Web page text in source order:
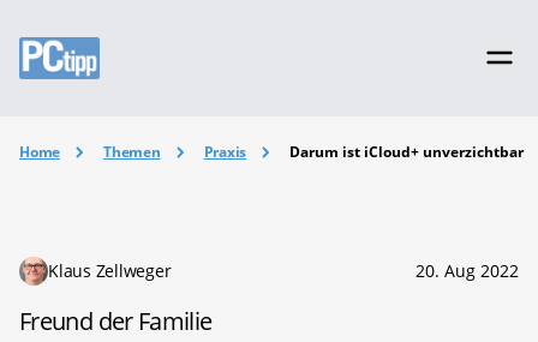
Home Themen Praxis Darum ist iCloud+ unverzichtbar
Klaus Zellweger 20. Aug 2022
Freund der Familie